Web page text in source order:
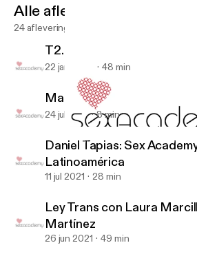
Sex Academy Podcast: El placer es
Alle afleveringen
24 afleveringen
T2.E1: Mejorar el sexo...
22 jan 2022 48 min
Manifiesto contra la
24 jul 2021 8 min
Daniel Tapias: Sex
Latinoamérica
11 jul 2021 28 min
Ley Trans con Laura
Martínez
26 jun 2021 49 min